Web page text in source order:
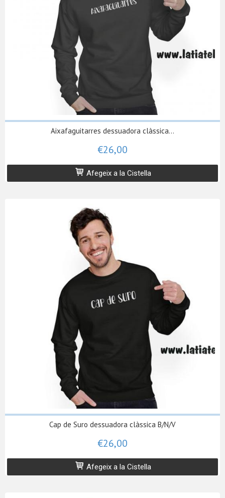
Aixafaguitarres dessuadora clàssica...
€26,00
Afegeix a la Cistella
Cap de Suro dessuadora clàssica B/N/V
€26,00
Afegeix a la Cistella